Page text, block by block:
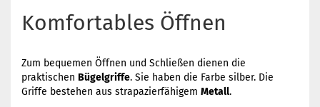
Komfortables Öffnen
Zum bequemen Öffnen und Schließen dienen die
praktischen Bügelgriffe. Sie haben die Farbe silber. Die
Griffe bestehen aus strapazierfähigem Metall.